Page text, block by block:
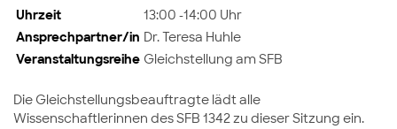
Uhrzeit
13:00 -14:00 Uhr
Ansprechpartner/in Dr. Teresa Huhle
Veranstaltungsreihe Gleichstellung am SFB
Die Gleichstellungsbeauftragte lädt alle
Wissenschaftlerinnen des SFB 1342 zu dieser Sitzung ein.